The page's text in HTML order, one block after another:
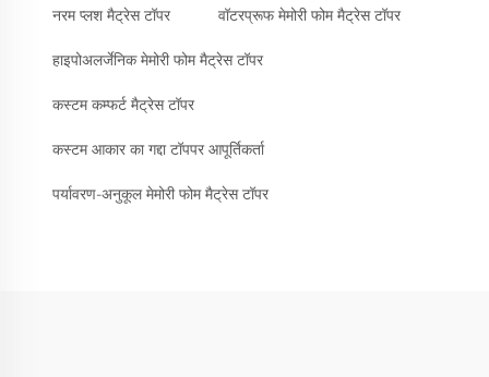
नरम प्लश मैट्रेस टॉपर वॉटरप्रूफ मेमोरी फोम मैट्रेस टॉपर
हाइपोअलर्जेनिक मेमोरी फोम मैट्रेस टॉपर
कस्टम कम्फर्ट मैट्रेस टॉपर
कस्टम आकार का गद्दा टॉपपर आपूर्तिकर्ता
पर्यावरण-अनुकूल मेमोरी फोम मैट्रेस टॉपर